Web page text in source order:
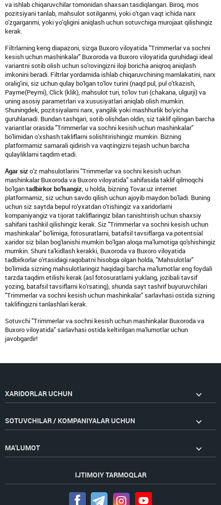
va ishlab chiqaruvchilar tomonidan shaxsan tasdiqlangan. Biroq, mos
pozitsiyani tanlab, mahsulot sotilganmi, yoki o'tgan vaqt ichida narx
o'zgarganmi, yoki yo'qligini aniqlash uchun sotuvchiga murojaat qilishingiz
kerak.
Filtrlarning keng diapazoni, sizga Buxoro viloyatida "Trimmerlar va sochni
kesish uchun mashinkalar" Buxoroda va Buxoro viloyatida guruhidagi ideal
variantni sotib olish uchun so'rovingizni iloji boricha aniqroq aniqlash
imkonini beradi. Filtrlar yordamida ishlab chiqaruvchining mamlakatini, narx
oralig'ini, siz uchun qulay bo'lgan to'lov turini (naqd pul, pul o'tkazish,
Payme(Peymi), Click (klik), mahsulot turi, to'lov turi (chakana, ulgurji) va
uning asosiy parametrlari va xususiyatlari aniqlab olish mumkin.
Shuningdek, pozitsiyalarni narx, yangilik yoki mashhurlik bo'yicha
guruhlanadi. Bundan tashqari, sotib olishdan oldin, siz taklif qilingan barcha
variantlar orasida "Trimmerlar va sochni kesish uchun mashinkalar"
bo'limidan o'xshash takliflarni solishtirishingiz mumkin. Bizning
platformamiz samarali qidirish va vaqtingizni tejash uchun barcha
qulayliklarni taqdim etadi.
Agar siz o'z mahsulotlarini "Trimmerlar va sochni kesish uchun
mashinkalar Buxoroda va Buxoro viloyatida" sahifasida taklif qilmoqchi
bo'lgan tadbirkor bo'lsangiz , u holda, bizning Tovar.uz internet
platformamiz, siz uchun savdo qilish uchun ajoyib maydon bo'ladi. Buning
uchun siz saytda bepul ro'yxatdan o'tishingiz va xaridorlarni
kompaniyangiz va tijorat takliflaringiz bilan tanishtirish uchun shaxsiy
sahifani tashkil qilishingiz kerak. Siz "Trimmerlar va sochni kesish uchun
mashinkalar" bo'limiga, fotosuratlarni, batafsil tavsiflarga va potentsial
xaridor siz bilan bog'lanishi mumkin bo'lgan aloqa ma'lumotiga qo'shishingiz
mumkin. Shuni ta'kidlash kerakki, Buxoroda va Buxoro viloyatida
tadbirkorlar o'rtasidagi raqobatni hisobga olgan holda, "Mahsulotlar"
bo'limida sizning mahsulotlaringiz haqidagi barcha ma'lumotlar eng foydali
tarzda taqdim etilishi kerak (asl fotosuratlarni yuklang, jozibali tavsif
yozing, batafsil tavsiflarni ko'rsating), shunda sayt tashrif buyuruvchilari
"Trimmerlar va sochni kesish uchun mashinkalar" sarlavhasi ostida sizning
taklifingizni tanlashlari kerak.
Sotuvchi "Trimmerlar va sochni kesish uchun mashinkalar Buxoroda va
Buxoro viloyatida" sarlavhasi ostida keltirilgan ma'lumotlar uchun
javobgardir!
XARIDORLAR UCHUN
SOTUVCHILAR / KOMPANIYALAR UCHUN
MA'LUMOT
IJTIMOIY TARMOQLAR